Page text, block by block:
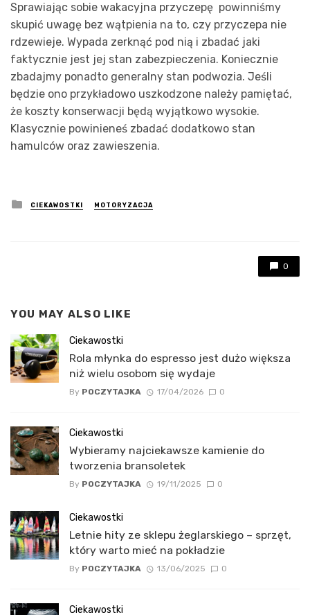
Sprawiając sobie wakacyjna przyczepę powinniśmy
skupić uwagę bez wątpienia na to, czy przyczepa nie
rdzewieje. Wypada zerknąć pod nią i zbadać jaki
faktycznie jest jej stan zabezpieczenia. Koniecznie
zbadajmy ponadto generalny stan podwozia. Jeśli
będzie ono przykładowo uszkodzone należy pamiętać,
że koszty konserwacji będą wyjątkowo wysokie.
Klasycznie powinieneś zbadać dodatkowo stan
hamulców oraz zawieszenia.
Posted
in
CIEKAWOSTKI MOTORYZACJA
0
YOU MAY ALSO LIKE
Ciekawostki
Rola młynka do espresso jest dużo większa
niż wielu osobom się wydaje
By POCZYTAJKA 17/04/2026 0
Ciekawostki
Wybieramy najciekawsze kamienie do
tworzenia bransoletek
By POCZYTAJKA 19/11/2025 0
Ciekawostki
Letnie hity ze sklepu żeglarskiego – sprzęt,
który warto mieć na pokładzie
By POCZYTAJKA 13/06/2025 0
Ciekawostki